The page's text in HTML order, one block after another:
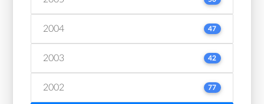
2004 47
2003 42
2002 77